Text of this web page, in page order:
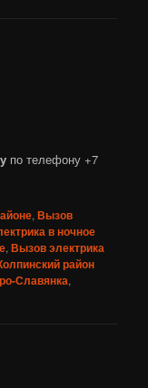
по телефону +7
,Вызов
в ночное
,Вызов электрика
район
Славянка,